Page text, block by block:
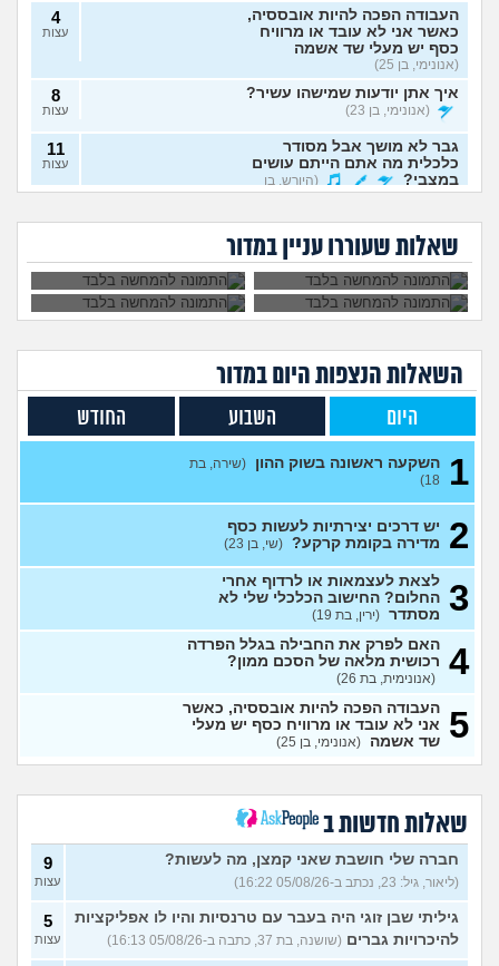
העבודה הפכה להיות אובססיה,
כאשר אני לא עובד או מרוויח
כסף יש מעלי שד אשמה
(אנונימי, בן 25)
4
עצות
איך אתן יודעות שמישהו עשיר?
(אנונימי, בן 23)
8
עצות
גבר לא מושך אבל מסודר
כלכלית מה אתם הייתם עושים
במצבי?
(היורש, בן
11
עצות
מלון במצוקה (מישהי, בת 30)
האם יש לכם עצות לגבי הבדל
הכנסה בזוגיות?
(כינוי, בן 23)
7
מטחברות, יש למישהו מידע
היכן ניתן להשיג כמות גדולה?
(שני, בת 30)
עצות
דילמת חיים: להשקיע 140,000
(ירין, בת 24)
עדיף לשלם סכום גדול
למכללה או לפתוח חיסכון?
(א, בת 26)
1
אחותי מכורה לסמים ונקלעה
לחובות, איך מתמודדים?
(נקטרינה, בת 30)
6
איך לבטל הכל ולהחזיר את
הסכום ששילמתי?
(אנונימית, בת
90)
0
מרגיש תקוע במקום מבחינת
עבודה והחיים (עוד אחד, בן 31)
1
איך לעזאזל בעל עסק יכול
לעשות פה כסף? (סתםאחד, בן
עצות
איך להרוויח הרבה כסף?
(Lisa,
בן 22)
איך אני יכול להתעשר על ידי
הקמת עסק בעצמי מאפס?
4
עצות
אוהב לבזבז יותר מידי, זה
בעייתי לחיות ככה? (אוהב לבזבז,
בן 35)
4
עצות
שאלות שעוררו עניין במדור
יש לי הרבה הוצאות,
מהפנסיה?
אמורה לקבל ירושה
בן זוגי, מה לעשות?
פיקטיבי בשביל
להפקיד לקרן
הפנסיה?
מה לעשות ואיפה
להשקיע?
השאלות הנצפות היוםבמדור
היום השבוע החודש
1 השקעה ראשונה בשוק ההון (שירה, בת
18)
2
יש דרכים יצירתיות לעשות כסף
מדירה בקומת קרקע? (שי, בן 23)
3 לצאת לעצמאות או לרדוף אחרי
החלום? החישוב הכלכלי שלי לא
מסתדר (ירין, בת 19)
4 האם לפרק את החבילה בגלל הפרדה
רכושית מלאה של הסכם ממון?
(אנונימית, בת 26)
5 העבודה הפכה להיות אובססיה, כאשר
אני לא עובד או מרוויח כסף יש מעלי
שד אשמה (אנונימי, בן 25)
שאלות חדשות ב
חברה שלי חושבת שאני קמצן, מה לעשות?
(ליאור, גיל: 23, נכתב ב-05/08/26 16:22)
9
עצות
גיליתי שבן זוגי היה בעבר עם טרנסיות והיו לו אפליקציות
להיכרויות גברים (שושנה, בת 37, כתבה ב-05/08/26 16:13)
5
עצות